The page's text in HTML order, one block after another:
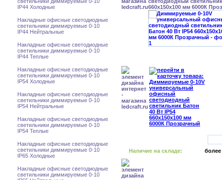
IP44 Холодные
Накладные офисные светодиодные
светильники диммируемые 0-10
IP44 Нейтральные
Накладные офисные светодиодные
светильники диммируемые 0-10
IP44 Теплые
Накладные офисные светодиодные
светильники диммируемые 0-10
IP54 Холодные
Накладные офисные светодиодные
светильники диммируемые 0-10
IP54 Нейтральные
Накладные офисные светодиодные
светильники диммируемые 0-10
IP54 Теплые
Накладные офисные светодиодные
светильники диммируемые 0-10
IP65 Холодные
Накладные офисные светодиодные
светильники диммируемые 0-10
660x150x100 мм 6000К
Наличие на складе: более